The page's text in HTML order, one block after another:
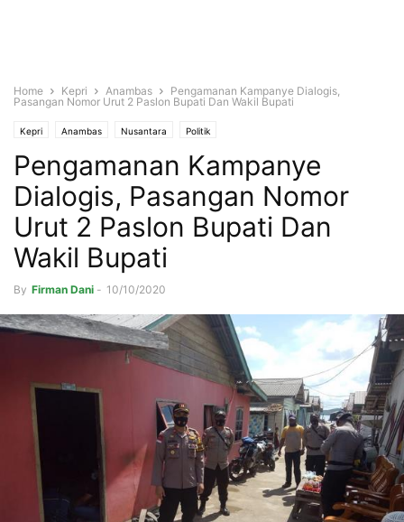
Home Kepri Anambas
Pengamanan Kampanye Dialogis,
Pasangan Nomor Urut 2 Paslon Bupati Dan Wakil Bupati
Kepri Anambas Nusantara Politik
Pengamanan Kampanye
Dialogis, Pasangan Nomor
Urut 2 Paslon Bupati Dan
Wakil Bupati
By Firman Dani - 10/10/2020